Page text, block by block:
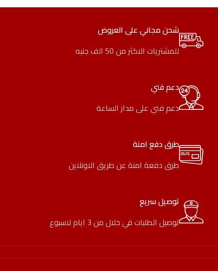
شحن مجاني على العروض
للمشتريات الاكثر من 50 الف جنيه
دعم فني
دعم فني على مدار الساعة
طرق دفع امنة
طرق دفعة امنة عن طريق الاونلاين
توصيل سريع
توصيل الطلبات في خلال من 3 ايام لاسبوع